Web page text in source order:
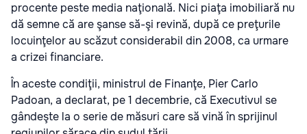
procente peste media naţională. Nici piaţa imobiliară nu
dă semne că are şanse să-şi revină, după ce preţurile
locuinţelor au scăzut considerabil din 2008, ca urmare
a crizei financiare.
În aceste condiţii, ministrul de Finanţe, Pier Carlo
Padoan, a declarat, pe 1 decembrie, că Executivul se
gândeşte la o serie de măsuri care să vină în sprijinul